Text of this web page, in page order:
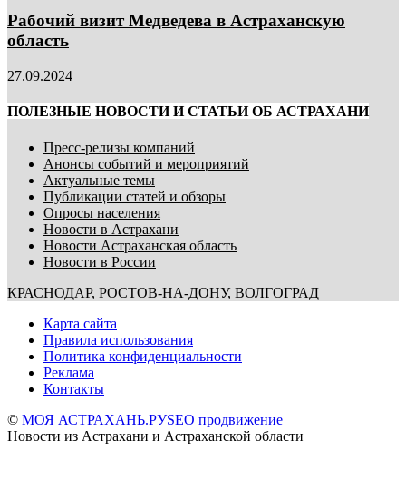
Рабочий визит Медведева в Астраханскую
область
27.09.2024
ПОЛЕЗНЫЕ НОВОСТИ И СТАТЬИ ОБ АСТРАХАНИ
Пресс-релизы компаний
Анонсы событий и мероприятий
Актуальные темы
Публикации статей и обзоры
Опросы населения
Новости в Астрахани
Новости Астраханская область
Новости в России
КРАСНОДАР, РОСТОВ-НА-ДОНУ, ВОЛГОГРАД
Карта сайта
Правила использования
Политика конфиденциальности
Реклама
Контакты
© МОЯ АСТРАХАНЬ.РУSEO продвижение
Новости из Астрахани и Астраханской области